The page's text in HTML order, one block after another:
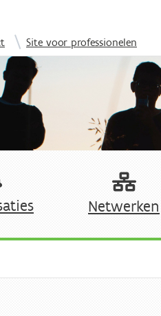
Overslaan en naar de
| Site voor professionelen
Netwerken